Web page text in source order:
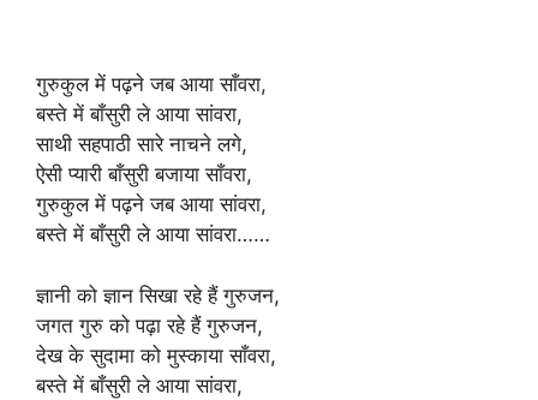
गुरुकुल में पढ़ने जब आया साँवरा,
बस्ते में बाँसुरी ले आया सांवरा,
साथी सहपाठी सारे नाचने लगे,
ऐसी प्यारी बाँसुरी बजाया साँवरा,
गुरुकुल में पढ़ने जब आया सांवरा,
बस्ते में बाँसुरी ले आया सांवरा……
ज्ञानी को ज्ञान सिखा रहे हैं गुरुजन,
जगत गुरु को पढ़ा रहे हैं गुरुजन,
देख के सुदामा को मुस्काया साँवरा,
बस्ते में बाँसुरी ले आया सांवरा,